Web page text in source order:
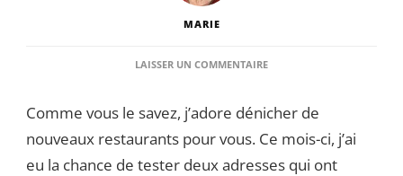
MARIE
LAISSER UN COMMENTAIRESUR
D’AVRIL
EN
NORMANDIE
Comme vous le savez, j’adore dénicher de
nouveaux restaurants pour vous. Ce mois-ci, j’ai
eu la chance de tester deux adresses qui ont